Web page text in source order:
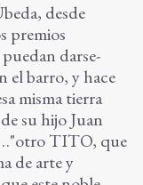
desde
premios
darse-
el barro, y hace
misma tierra
su hijo Juan
…"otro TITO, que
de arte y